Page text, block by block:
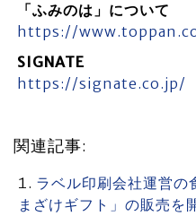
「ふみのは」について
https://
SIGNATE
https://signate.co.jp/
関連記事:
ラベル印刷会社運営の
まざけギフト」の販売